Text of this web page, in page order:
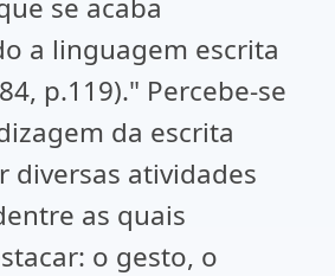
se acaba
a linguagem escrita
p.119)." Percebe-se
da escrita
diversas atividades
as quais
o gesto, o